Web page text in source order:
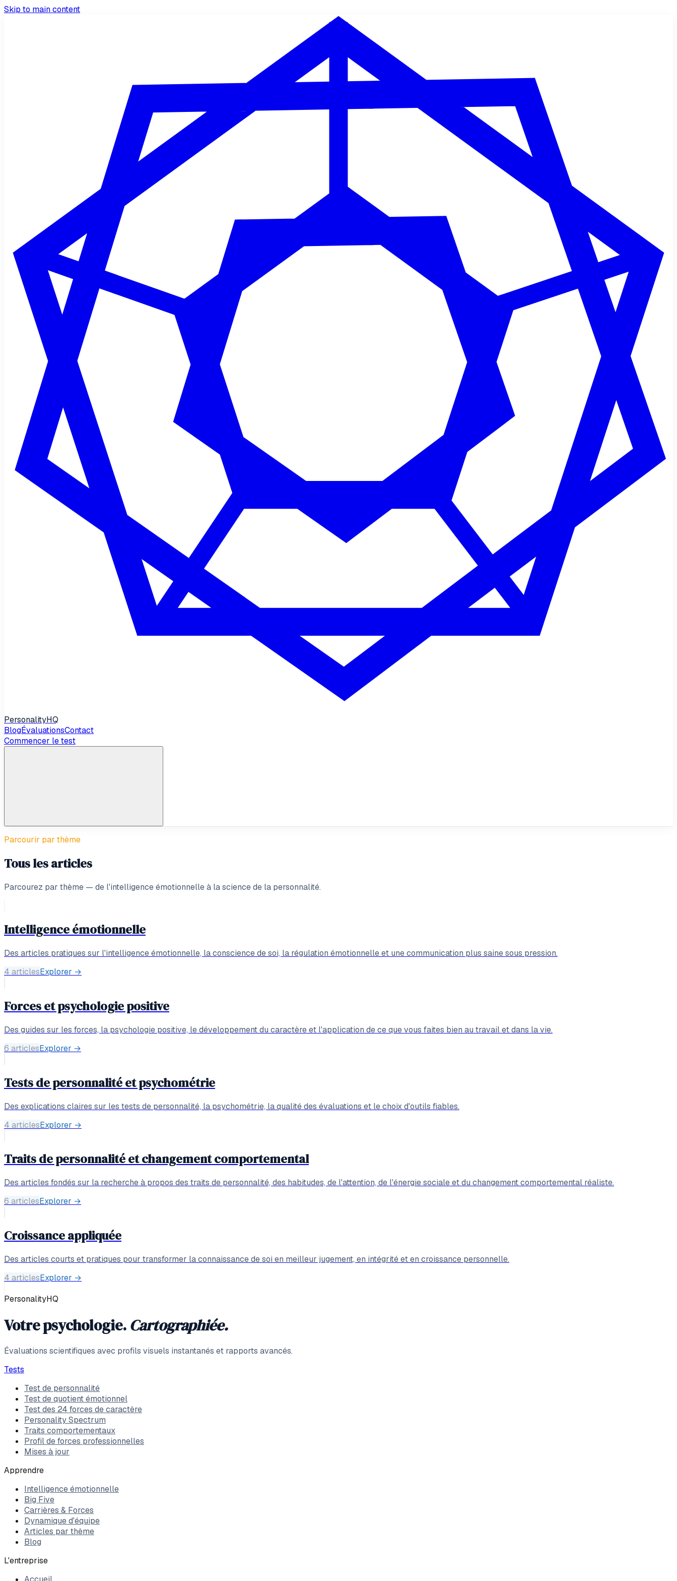
Skip to main content
PersonalityHQ
BlogÉvaluationsContact
Commencer le test
Parcourir par thème
Tous les articles
Parcourez par thème — de l'intelligence émotionnelle à la science de la personnalité.
Intelligence émotionnelle
Des articles pratiques sur l'intelligence émotionnelle, la conscience de soi, la régulation émotionnelle et une communication plus saine sous pression.
4 articlesExplorer →
Forces et psychologie positive
Des guides sur les forces, la psychologie positive, le développement du caractère et l'application de ce que vous faites bien au travail et dans la vie.
6 articlesExplorer →
Tests de personnalité et psychométrie
Des explications claires sur les tests de personnalité, la psychométrie, la qualité des évaluations et le choix d'outils fiables.
4 articlesExplorer →
Traits de personnalité et changement comportemental
Des articles fondés sur la recherche à propos des traits de personnalité, des habitudes, de l'attention, de l'énergie sociale et du changement comportemental réaliste.
6 articlesExplorer →
Croissance appliquée
Des articles courts et pratiques pour transformer la connaissance de soi en meilleur jugement, en intégrité et en croissance personnelle.
4 articlesExplorer →
PersonalityHQ
Votre psychologie.Cartographiée.
Évaluations scientifiques avec profils visuels instantanés et rapports avancés.
Tests
Test de personnalité
Test de quotient émotionnel
Test des 24 forces de caractère
Personality Spectrum
Traits comportementaux
Profil de forces professionnelles
Mises à jour
Apprendre
Intelligence émotionnelle
Big Five
Carrières & Forces
Dynamique d'équipe
Articles par thème
Blog
L'entreprise